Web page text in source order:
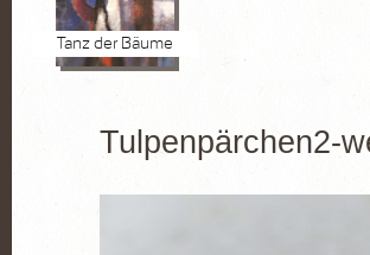
Tanz der Bäume
Tulpenpärchen2-